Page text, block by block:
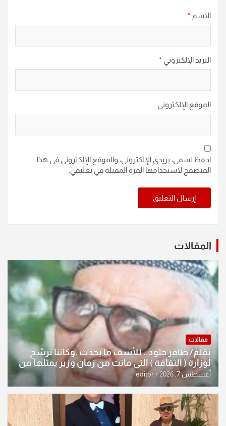
الاسم *
البريد الإلكتروني *
الموقع الإلكتروني
احفظ اسمي، بريدي الإلكتروني، والموقع الإلكتروني في هذا
المتصفح لاستخدامها المرة المقبلة في تعليقي.
المقالات
مقالات
بقلم/ ظافر جلود.. للأسف ما يحدث .وكاننا نرشح
لوزارة ( الثقافة ) التي ماتت من زمان وزير يمثلها من
النخبة والإرث العظيم للثقافة العراقية..
أغسطس 7, 2026 editor